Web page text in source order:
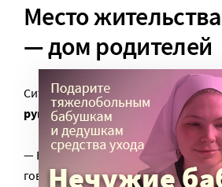
Место
— дом родителей
Ситуацию комментирует
адвокат
руководитель «Команды адвоката
— Важно помнить, что логика
говорим об опеке и